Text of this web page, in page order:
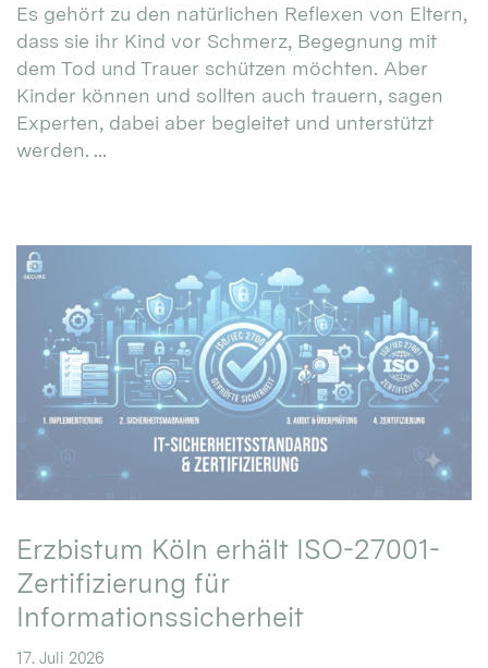
Es gehört zu den natürlichen Reflexen von Eltern,
dass sie ihr Kind vor Schmerz, Begegnung mit
dem Tod und Trauer schützen möchten. Aber
Kinder können und sollten auch trauern, sagen
Experten, dabei aber begleitet und unterstützt
werden. ...
Erzbistum Köln erhält ISO-27001-
Zertifizierung für
Informationssicherheit
17. Juli 2026